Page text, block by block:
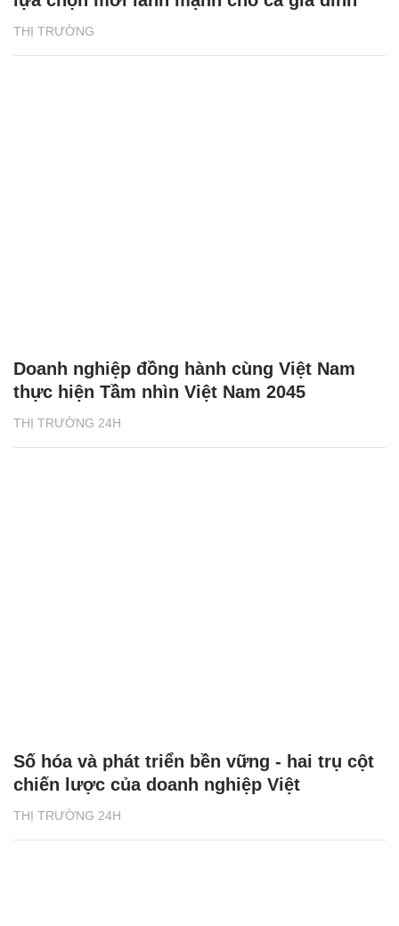
THỊ TRƯỜNG
THỊ TRƯỜNG 24H
Doanh nghiệp đồng hành cùng Việt Nam
thực hiện Tầm nhìn Việt Nam 2045
THỊ TRƯỜNG 24H
Số hóa và phát triển bền vững - hai trụ cột
chiến lược của doanh nghiệp Việt